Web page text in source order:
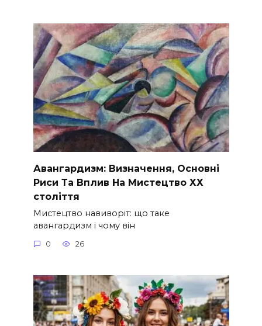
Авангардизм: Визначення, Основні
Риси Та Вплив На Мистецтво ХХ
століття
Мистецтво навиворіт: що таке
авангардизм і чому він
0 26